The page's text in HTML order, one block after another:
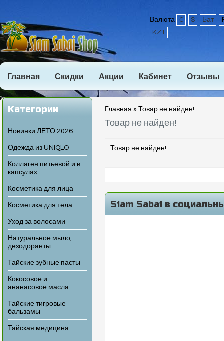
Валюта € $ Бат
KZT
Главная Скидки Акции Кабинет Отзывы
Категории
Новинки ЛЕТО 2026
Одежда из UNIQLO
Коллаген питьевой и в
капсулах
Косметика для лица
Косметика для тела
Уход за волосами
Натуральное мыло,
дезодоранты
Тайские зубные пасты
Кокосовое и
ананасовое масла
Тайские тигровые
бальзамы
Тайская медицина
Главная » Товар не найден!
Товар не найден!
Товар не найден!
Siam Sabai в